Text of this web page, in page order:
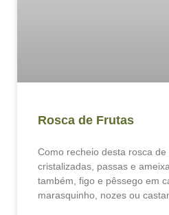
Rosca de Frutas
Como recheio desta rosca
cristalizadas, passas e
também, figo e pêssego em
marasquinho, nozes ou